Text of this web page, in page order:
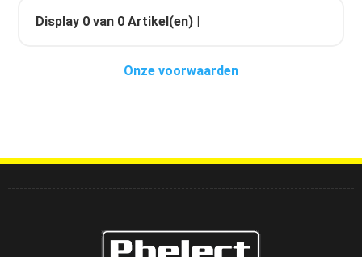
Display 0 van 0 Artikel(en) |
Onze voorwaarden